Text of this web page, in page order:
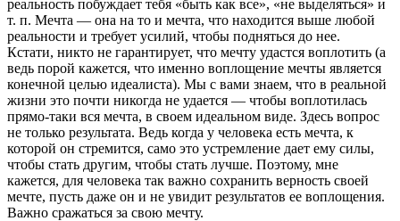
реальность побуждает тебя «быть как все», «не выделяться» и
т. п. Мечта — она на то и мечта, что находится выше любой
реальности и требует усилий, чтобы подняться до нее.
Кстати, никто не гарантирует, что мечту удастся воплотить (а
ведь порой кажется, что именно воплощение мечты является
конечной целью идеалиста). Мы с вами знаем, что в реальной
жизни это почти никогда не удается — чтобы воплотилась
прямо-таки вся мечта, в своем идеальном виде. Здесь вопрос
не только результата. Ведь когда у человека есть мечта, к
которой он стремится, само это устремление дает ему силы,
чтобы стать другим, чтобы стать лучше. Поэтому, мне
кажется, для человека так важно сохранить верность своей
мечте, пусть даже он и не увидит результатов ее воплощения.
Важно сражаться за свою мечту.